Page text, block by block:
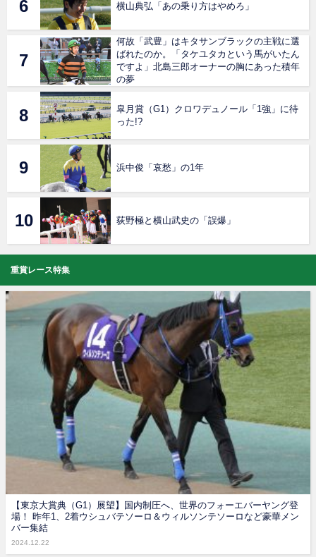
横山典弘「あの乗り方はやめろ」
何故「武豊」はキタサンブラックの主戦に選
ばれたのか。「タケユタカという馬がいたん
ですよ」北島三郎オーナーの胸にあった積年
の夢
皐月賞（G1）クロワデュノール「1強」に待
った!?
浜中俊「哀愁」の1年
荻野極と横山武史の「誤爆」
重賞レース特集
【東京大賞典（G1）展望】国内制圧へ、世界のフォーエバーヤング登
場！ 昨年1、2着ウシュバテソーロ＆ウィルソンテソーロなど豪華メン
バー集結
2024.12.22